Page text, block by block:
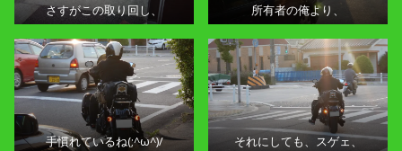
さすがこの取り回し、 所有者の俺より、
手慣れているね(;^ω^)/ それにしても、スゲェ、